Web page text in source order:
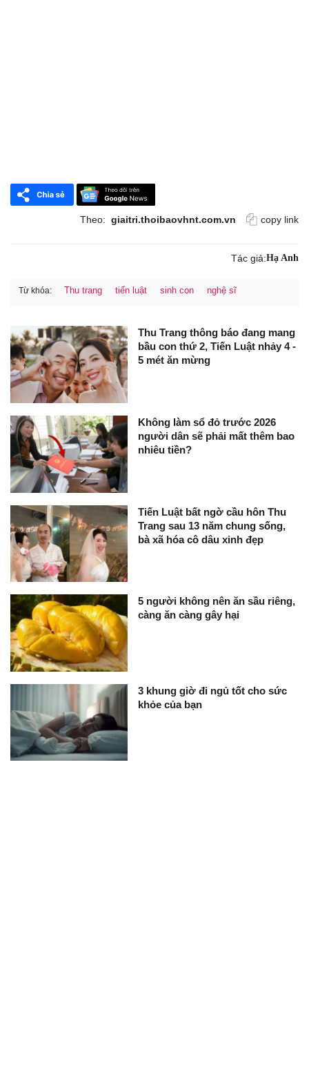
Theo: giaitri.thoibaovhnt.com.vn copy link
Tác giả:Hạ Anh
Từ khóa: Thu trang tiến luật sinh con nghệ sĩ
Thu Trang thông báo đang mang
bầu con thứ 2, Tiến Luật nhảy 4 -
5 mét ăn mừng
Không làm sổ đỏ trước 2026
người dân sẽ phải mất thêm bao
nhiêu tiền?
Tiến Luật bất ngờ cầu hôn Thu
Trang sau 13 năm chung sống,
bà xã hóa cô dâu xinh đẹp
5 người không nên ăn sầu riêng,
càng ăn càng gây hại
3 khung giờ đi ngủ tốt cho sức
khỏe của bạn